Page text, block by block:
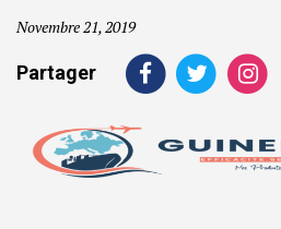
Novembre 21, 2019
Partager